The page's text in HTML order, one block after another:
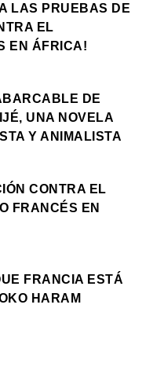
LAS PRUEBAS DE
EL
EN ÁFRICA!
DE
UNA NOVELA
Y ANIMALISTA
CONTRA EL
FRANCÉS EN
FRANCIA ESTÁ
HARAM